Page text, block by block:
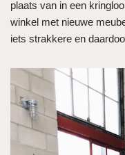
plaats van in een
winkel met nieuwe
iets strakkere en